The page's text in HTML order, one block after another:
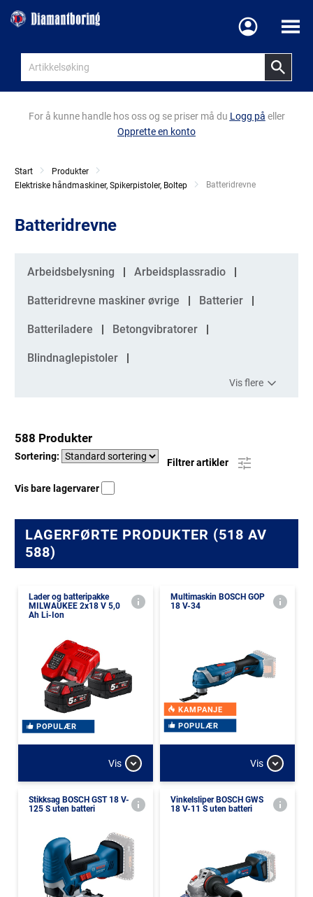
Meny
For å kunne handle hos oss og se priser må du Logg på eller
Opprette en konto
Start
Produkter
Elektriske håndmaskiner, Spikerpistoler, Boltep
Current:
Batteridrevne
Batteridrevne
Kategorier
Arbeidsbelysning Arbeidsplassradio
Batteridrevne maskiner øvrige Batterier
Batteriladere Betongvibratorer
Blindnaglepistoler
Vis flere
588 Produkter
Sortering:
Filtrer artikler
Vis bare lagervarer
LAGERFØRTE PRODUKTER (518 AV
588)
Lader og batteripakke
MILWAUKEE 2x18 V 5,0
Ah Li-Ion
POPULÆR
Vis
Multimaskin BOSCH GOP
18 V-34
KAMPANJE
POPULÆR
Vis
Stikksag BOSCH GST 18 V-
125 S uten batteri
Vinkelsliper BOSCH GWS
18 V-11 S uten batteri